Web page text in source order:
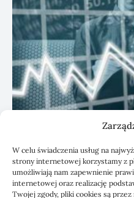
W celu świadczenia usług na
strony internetowej korzystamy z
umożliwiają nam zapewnienie
internetowej oraz realizację
Twojej zgody, pliki cookies są
KSeF: